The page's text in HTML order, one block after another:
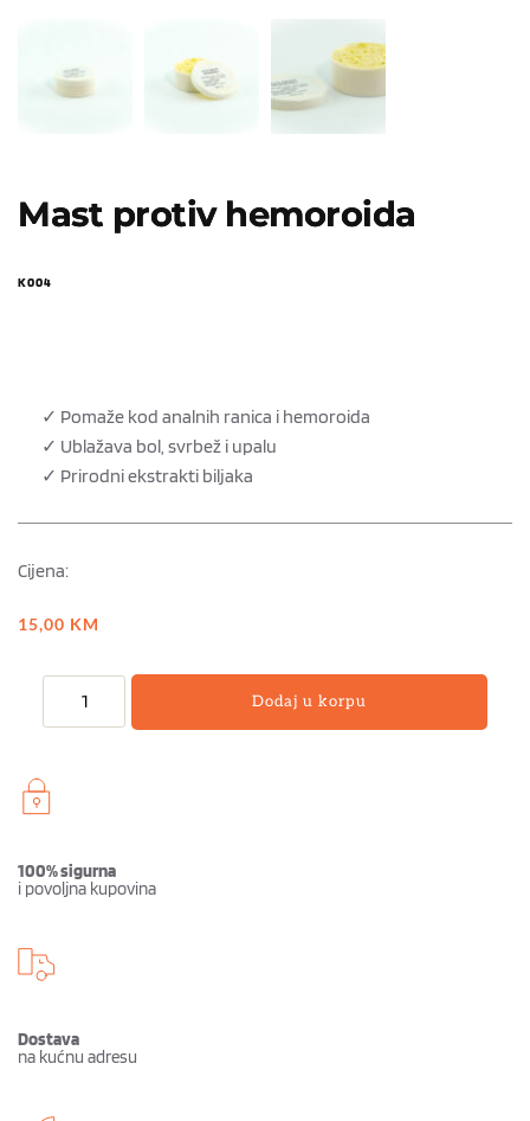
Mast protiv hemoroida
K004
✓ Pomaže kod analnih ranica i hemoroida
✓ Ublažava bol, svrbež i upalu
✓ Prirodni ekstrakti biljaka
Cijena:
15,00 KM
Dodaj u korpu
100% sigurna
i povoljna kupovina
Dostava
na kućnu adresu